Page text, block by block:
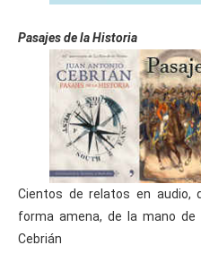
Pasajes de la Historia
Cientos de relatos en audio,
forma amena, de la mano
Cebrián